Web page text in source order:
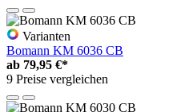
Varianten
Bomann KM 6036 CB
ab 79,95 €*
9 Preise vergleichen